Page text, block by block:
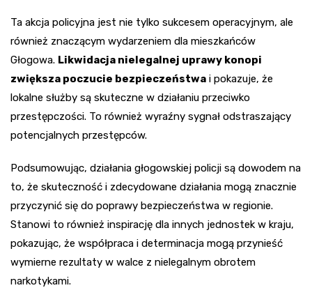
Ta akcja policyjna jest nie tylko sukcesem operacyjnym, ale
również znaczącym wydarzeniem dla mieszkańców
Głogowa. Likwidacja nielegalnej uprawy konopi
zwiększa poczucie bezpieczeństwa i pokazuje, że
lokalne służby są skuteczne w działaniu przeciwko
przestępczości. To również wyraźny sygnał odstraszający
potencjalnych przestępców.
Podsumowując, działania głogowskiej policji są dowodem na
to, że skuteczność i zdecydowane działania mogą znacznie
przyczynić się do poprawy bezpieczeństwa w regionie.
Stanowi to również inspirację dla innych jednostek w kraju,
pokazując, że współpraca i determinacja mogą przynieść
wymierne rezultaty w walce z nielegalnym obrotem
narkotykami.